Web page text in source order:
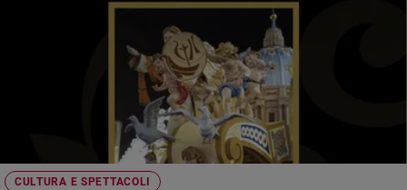
Vai
CULTURA E SPETTACOLI